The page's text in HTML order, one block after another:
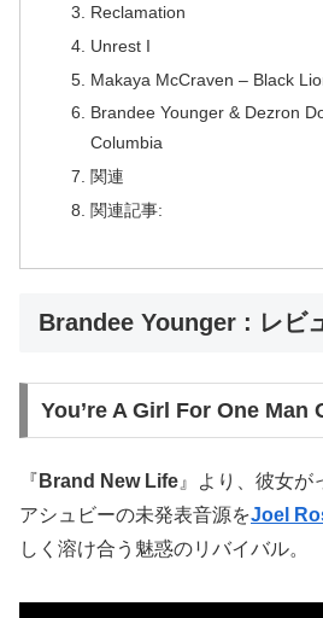
Reclamation
Unrest I
Makaya McCraven – Black
Brandee Younger & Dezron
Columbia
関連
関連記事:
Brandee Younger : レビ
You’re A Girl For One Man
『 Brand New Life 』より、彼女が
アシュビーの未発表音源をJoel
しく溶け合う魅惑のリバイバル。